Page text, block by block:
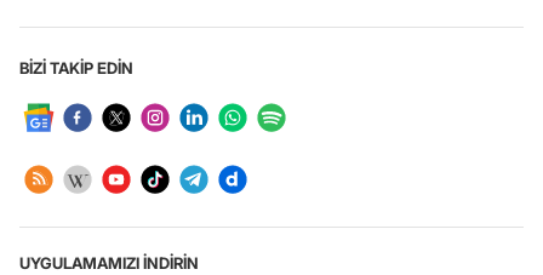
BİZİ TAKİP EDİN
UYGULAMAMIZI İNDİRİN